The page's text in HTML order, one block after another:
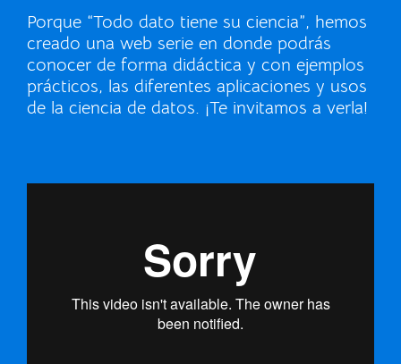
Porque “Todo dato tiene su ciencia”, hemos
creado una web serie en donde podrás
conocer de forma didáctica y con ejemplos
prácticos, las diferentes aplicaciones y usos
de la ciencia de datos. ¡Te invitamos a verla!